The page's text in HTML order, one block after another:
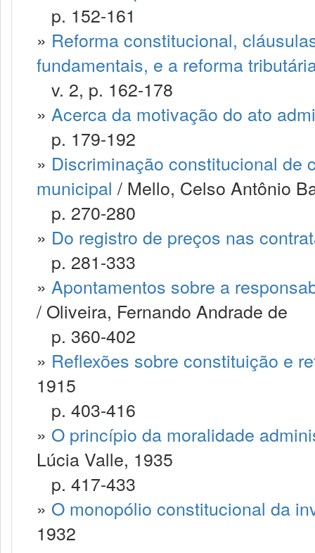
p. 152-161
» Reforma constitucional,
fundamentais, e a reforma
v. 2, p. 162-178
» Acerca da motivação do ato
p. 179-192
» Discriminação constitucional de
municipal / Mello, Celso Antônio
p. 270-280
» Do registro de preços nas
p. 281-333
» Apontamentos sobre a
/ Oliveira, Fernando Andrade de
p. 360-402
» Reflexões sobre constituição e
1915
p. 403-416
» O princípio da moralidade
Lúcia Valle, 1935
p. 417-433
» O monopólio constitucional da
1932